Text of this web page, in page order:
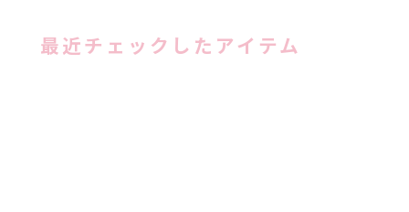
最近チェックしたアイテム